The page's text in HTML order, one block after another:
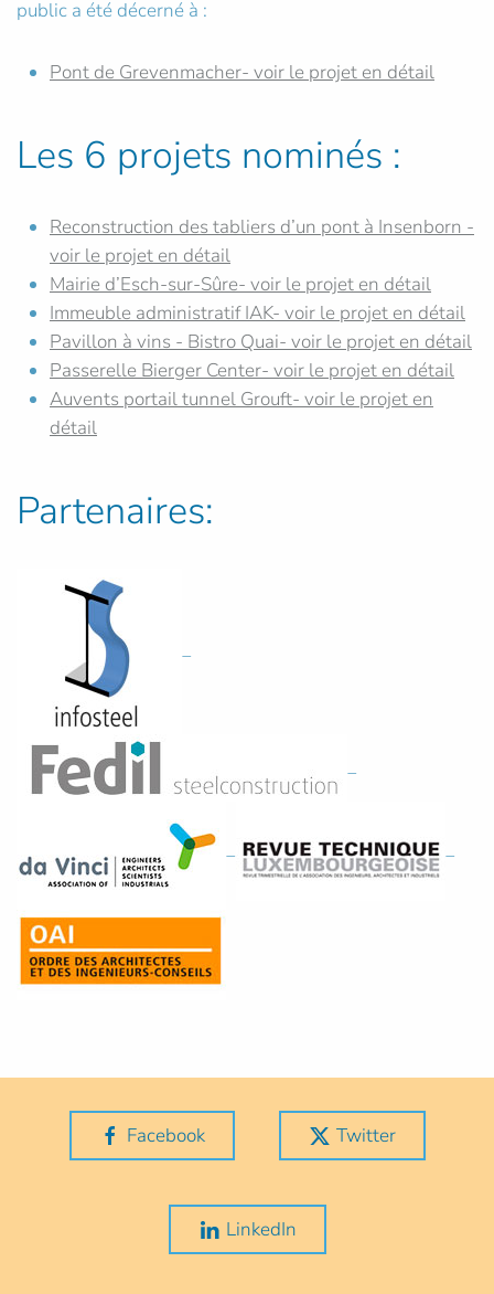
public a été décerné à :
Pont de Grevenmacher- voir le projet en détail
Les 6 projets nominés :
Reconstruction des tabliers d’un pont à Insenborn -
voir le projet en détail
Mairie d’Esch-sur-Sûre- voir le projet en détail
Immeuble administratif IAK- voir le projet en détail
Pavillon à vins - Bistro Quai- voir le projet en détail
Passerelle Bierger Center- voir le projet en détail
Auvents portail tunnel Grouft- voir le projet en
détail
Partenaires:
_
_
_ _
Facebook Twitter
LinkedIn